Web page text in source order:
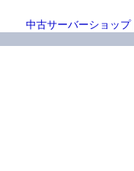
中古サーバーショップ|